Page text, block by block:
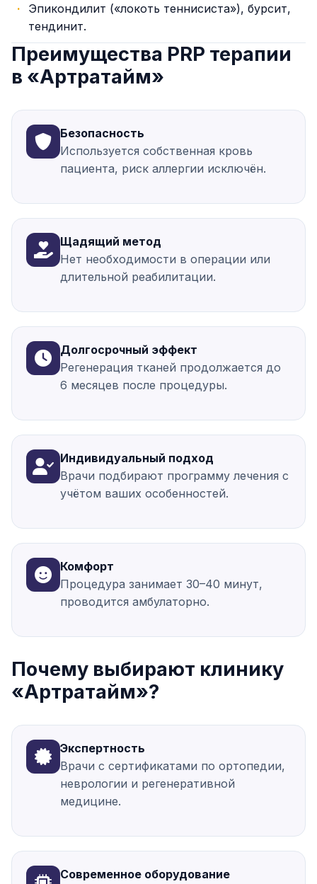
Эпикондилит («локоть теннисиста»), бурсит,
тендинит.
Преимущества PRP терапии
в «Артратайм»
Безопасность
Используется собственная кровь
пациента, риск аллергии исключён.
Щадящий метод
Нет необходимости в операции или
длительной реабилитации.
Долгосрочный эффект
Регенерация тканей продолжается до
6 месяцев после процедуры.
Индивидуальный подход
Врачи подбирают программу лечения с
учётом ваших особенностей.
Комфорт
Процедура занимает 30–40 минут,
проводится амбулаторно.
Почему выбирают клинику
«Артратайм»?
Экспертность
Врачи с сертификатами по ортопедии,
неврологии и регенеративной
медицине.
Современное оборудование